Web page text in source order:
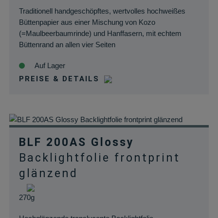
Traditionell handgeschöpftes, wertvolles hochweißes
Büttenpapier aus einer Mischung von Kozo
(=Maulbeerbaumrinde) und Hanffasern, mit echtem
Büttenrand an allen vier Seiten
Auf Lager
PREISE & DETAILS
BLF 200AS Glossy
Backlightfolie frontprint
glänzend
270g
von Daten im
speichern.
wc_cart_hash_*
woocommerce_items_in_cart
rauch-
papiere.de
Speichert,
Produkte sich im
wp_woocommerce_session_*
rauch-
Enthält einen